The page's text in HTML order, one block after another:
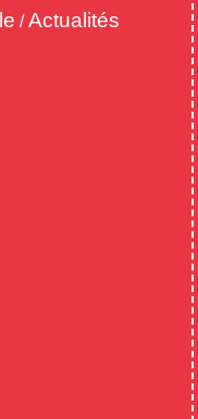
/Actualités